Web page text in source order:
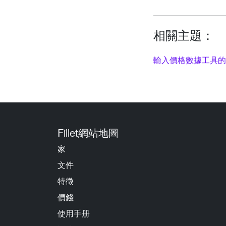
相關主題：
輸入價格數據工具
Fillet網站地圖
家
文件
特徵
價錢
使用手册